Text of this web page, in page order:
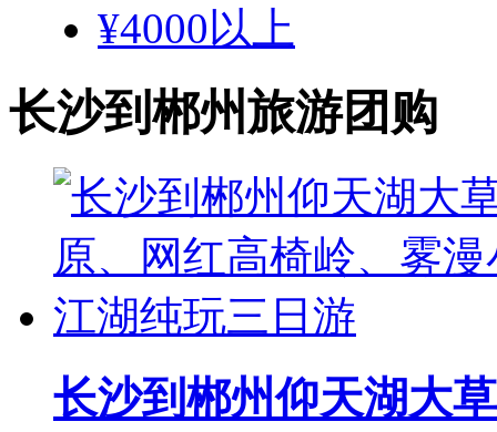
¥4000以上
长沙到郴州旅游团购
长沙到郴州仰天湖大